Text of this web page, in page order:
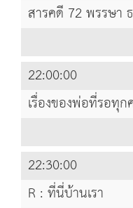
สารคดี 72 พรรษา
22:00:00
เรื่องของพ่อที่รอทุก
22:30:00
R : ที่นี่บ้านเรา